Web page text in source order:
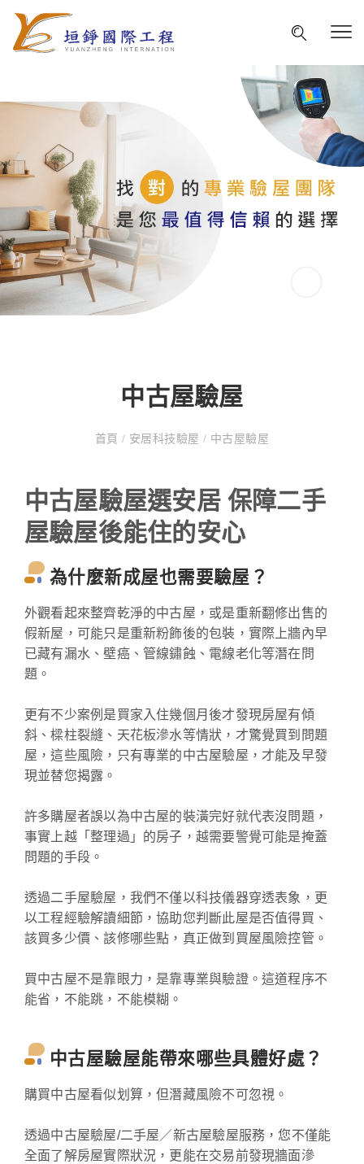
中古屋驗屋
首頁/ 安居科技驗屋/ 中古屋驗屋
中古屋驗屋選安居 保障二手
屋驗屋後能住的安心
為什麼新成屋也需要驗屋？
外觀看起來整齊乾淨的中古屋，或是重新翻修出售的
假新屋，可能只是重新粉飾後的包裝，實際上牆內早
已藏有漏水、壁癌、管線鏽蝕、電線老化等潛在問
題。
更有不少案例是買家入住幾個月後才發現房屋有傾
斜、樑柱裂縫、天花板滲水等情狀，才驚覺買到問題
屋，這些風險，只有專業的中古屋驗屋，才能及早發
現並替您揭露。
許多購屋者誤以為中古屋的裝潢完好就代表沒問題，
事實上越「整理過」的房子，越需要警覺可能是掩蓋
問題的手段。
透過二手屋驗屋，我們不僅以科技儀器穿透表象，更
以工程經驗解讀細節，協助您判斷此屋是否值得買、
該買多少價、該修哪些點，真正做到買屋風險控管。
買中古屋不是靠眼力，是靠專業與驗證。這道程序不
能省，不能跳，不能模糊。
中古屋驗屋能帶來哪些具體好處？
購買中古屋看似划算，但潛藏風險不可忽視。
透過中古屋驗屋/二手屋／新古屋驗屋服務，您不僅能
全面了解房屋實際狀況，更能在交易前發現牆面滲